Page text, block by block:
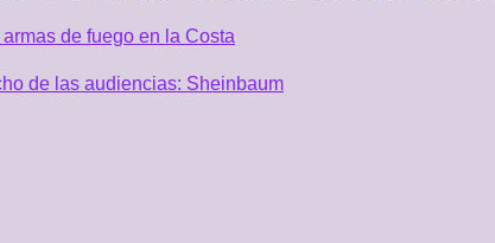
de fuego en la Costa
de las audiencias: Sheinbaum